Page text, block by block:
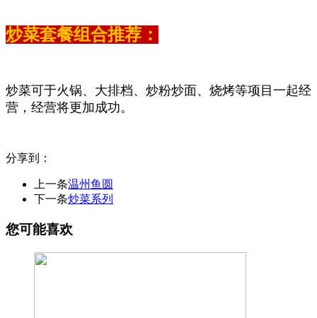
炒菜套餐组合推荐：
炒菜可于火锅、大排档、炒粉炒面、烧烤等项目一起经
营，经营将更加成功。
分享到：
上一条温州鱼圆
下一条炒菜系列
您可能喜欢